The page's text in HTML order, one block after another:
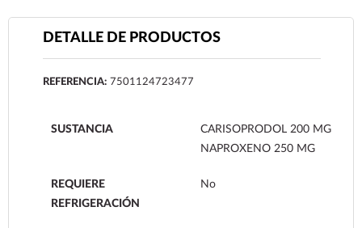
DETALLE DE PRODUCTOS
REFERENCIA: 7501124723477
SUSTANCIA
CARISOPRODOL 200 MG
NAPROXENO 250 MG
REQUIERE
REFRIGERACIÓN
No